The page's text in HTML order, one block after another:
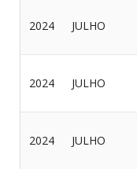
2024 JULHO
2024 JULHO
2024 JULHO